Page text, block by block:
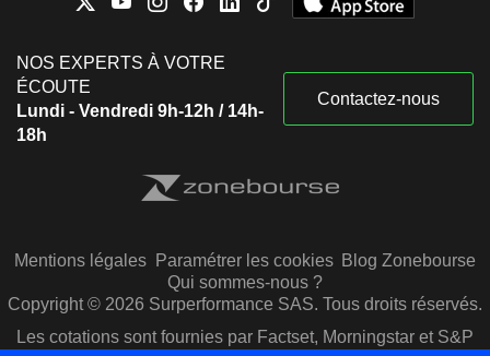
NOS EXPERTS À VOTRE
ÉCOUTE
Lundi - Vendredi 9h-12h / 14h-
18h
Contactez-nous
Mentions légales Paramétrer les cookies Blog Zonebourse
Qui sommes-nous ?
Copyright © 2026 Surperformance SAS. Tous droits réservés.
Les cotations sont fournies par Factset, Morningstar et S&P